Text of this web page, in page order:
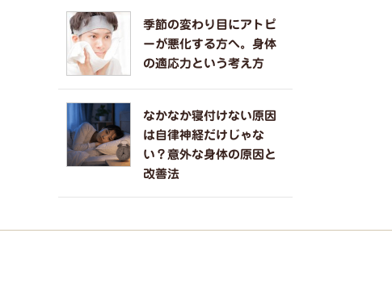
季節の変わり目にアトピ
ーが悪化する方へ。身体
の適応力という考え方
なかなか寝付けない原因
は自律神経だけじゃな
い？意外な身体の原因と
改善法